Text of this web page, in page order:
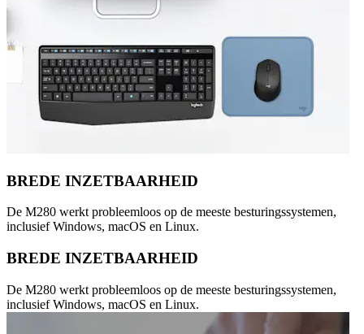
BREDE INZETBAARHEID
De M280 werkt probleemloos op de meeste besturingssystemen,
inclusief Windows, macOS en Linux.
BREDE INZETBAARHEID
De M280 werkt probleemloos op de meeste besturingssystemen,
inclusief Windows, macOS en Linux.